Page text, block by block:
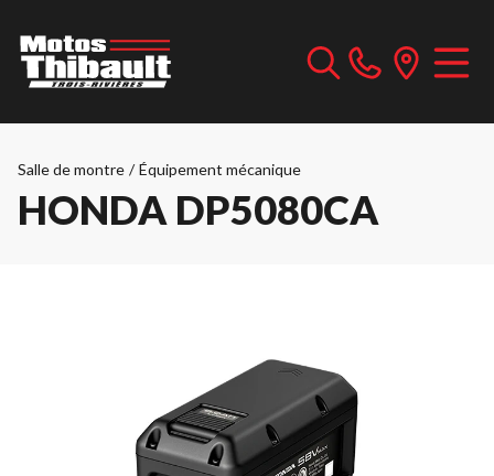
Salle de montre / Équipement mécanique
HONDA DP5080CA